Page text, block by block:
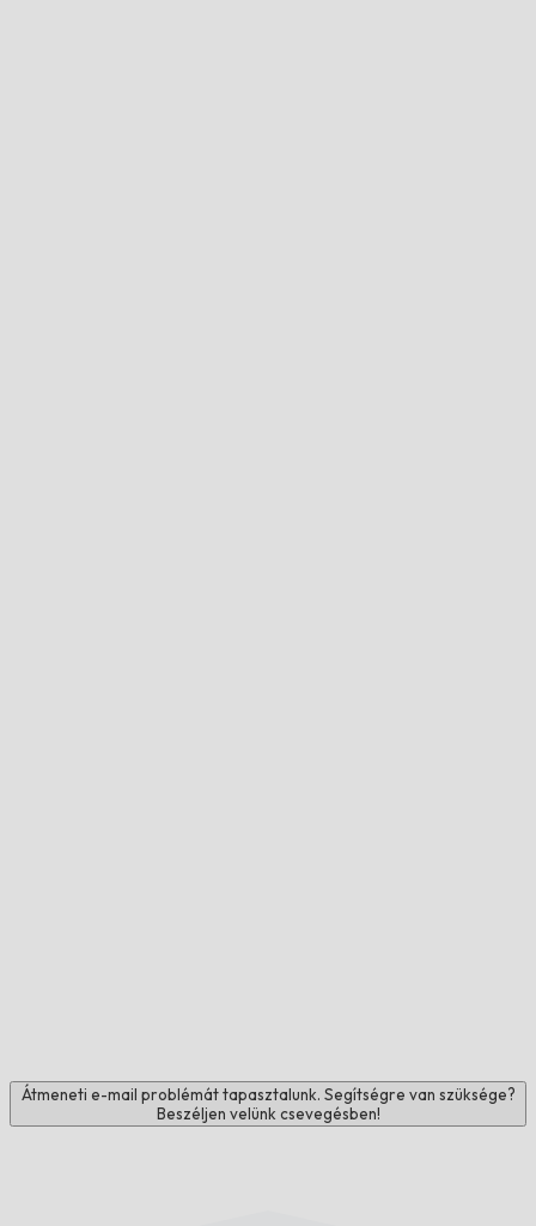
Átmeneti e-mail problémát tapasztalunk. Segítségre van szüksége?
Beszéljen velünk csevegésben!